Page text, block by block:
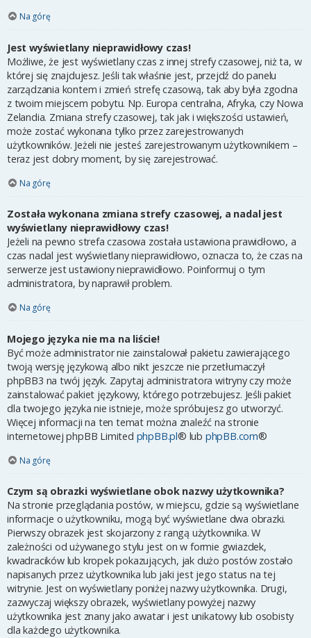
Na górę
Jest wyświetlany nieprawidłowy czas!
Możliwe, że jest wyświetlany czas z innej strefy czasowej, niż ta, w
której się znajdujesz. Jeśli tak właśnie jest, przejdź do panelu
zarządzania kontem i zmień strefę czasową, tak aby była zgodna
z twoim miejscem pobytu. Np. Europa centralna, Afryka, czy Nowa
Zelandia. Zmiana strefy czasowej, tak jak i większości ustawień,
może zostać wykonana tylko przez zarejestrowanych
użytkowników. Jeżeli nie jesteś zarejestrowanym użytkownikiem –
teraz jest dobry moment, by się zarejestrować.
Na górę
Została wykonana zmiana strefy czasowej, a nadal jest
wyświetlany nieprawidłowy czas!
Jeżeli na pewno strefa czasowa została ustawiona prawidłowo, a
czas nadal jest wyświetlany nieprawidłowo, oznacza to, że czas na
serwerze jest ustawiony nieprawidłowo. Poinformuj o tym
administratora, by naprawił problem.
Na górę
Mojego języka nie ma na liście!
Być może administrator nie zainstalował pakietu zawierającego
twoją wersję językową albo nikt jeszcze nie przetłumaczył
phpBB3 na twój język. Zapytaj administratora witryny czy może
zainstalować pakiet językowy, którego potrzebujesz. Jeśli pakiet
dla twojego języka nie istnieje, może spróbujesz go utworzyć.
Więcej informacji na ten temat można znaleźć na stronie
internetowej phpBB Limited phpBB.pl® lub phpBB.com®
Na górę
Czym są obrazki wyświetlane obok nazwy użytkownika?
Na stronie przeglądania postów, w miejscu, gdzie są wyświetlane
informacje o użytkowniku, mogą być wyświetlane dwa obrazki.
Pierwszy obrazek jest skojarzony z rangą użytkownika. W
zależności od używanego stylu jest on w formie gwiazdek,
kwadracików lub kropek pokazujących, jak dużo postów zostało
napisanych przez użytkownika lub jaki jest jego status na tej
witrynie. Jest on wyświetlany poniżej nazwy użytkownika. Drugi,
zazwyczaj większy obrazek, wyświetlany powyżej nazwy
użytkownika jest znany jako awatar i jest unikatowy lub osobisty
dla każdego użytkownika.